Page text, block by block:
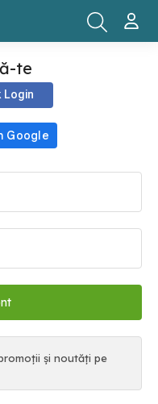
te
Login
și noutăți pe